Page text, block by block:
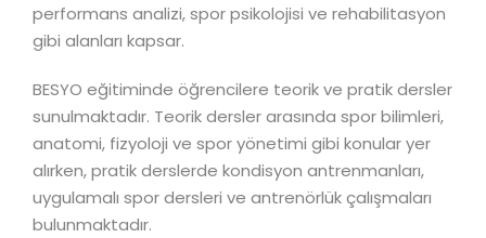
performans analizi, spor psikolojisi ve rehabilitasyon
gibi alanları kapsar.
BESYO eğitiminde öğrencilere teorik ve pratik dersler
sunulmaktadır. Teorik dersler arasında spor bilimleri,
anatomi, fizyoloji ve spor yönetimi gibi konular yer
alırken, pratik derslerde kondisyon antrenmanları,
uygulamalı spor dersleri ve antrenörlük çalışmaları
bulunmaktadır.